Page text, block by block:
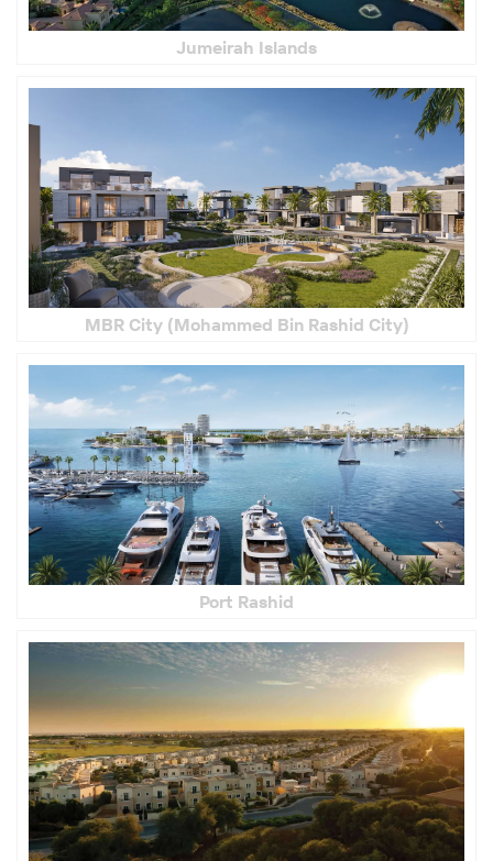
Jumeirah Islands
MBR City (Mohammed Bin Rashid City)
Port Rashid